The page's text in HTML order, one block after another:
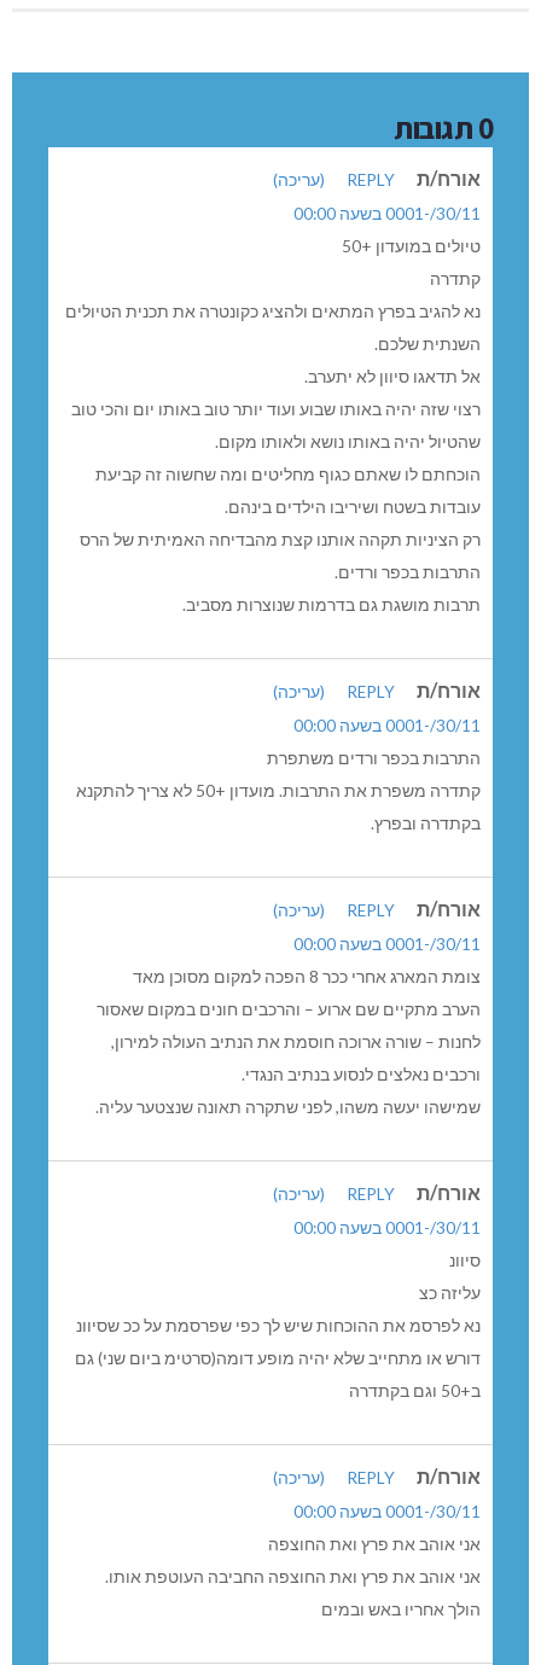
0 תגובות
אורח/ת REPLY
(עריכה)
30/11/-0001 בשעה 00:00
טיולים במועדון +50
קתדרה
נא להגיב בפרץ המתאים ולהציג כקונטרה את תכנית הטיולים
השנתית שלכם.
אל תדאגו סיוון לא יתערב.
רצוי שזה יהיה באותו שבוע ועוד יותר טוב באותו יום והכי טוב
שהטיול יהיה באותו נושא ולאותו מקום.
הוכחתם לו שאתם כגוף מחליטים ומה שחשוה זה קביעת
עובדות בשטח ושיריבו הילדים בינהם.
רק הציניות תקהה אותנו קצת מהבדיחה האמיתית של הרס
התרבות בכפר ורדים.
תרבות מושגת גם בדרמות שנוצרות מסביב.
אורח/ת REPLY
(עריכה)
30/11/-0001 בשעה 00:00
התרבות בכפר ורדים משתפרת
קתדרה משפרת את התרבות. מועדון +50 לא צריך להתקנא
בקתדרה ובפרץ.
אורח/ת REPLY
(עריכה)
30/11/-0001 בשעה 00:00
צומת המארג אחרי ככר 8 הפכה למקום מסוכן מאד
הערב מתקיים שם ארוע – והרכבים חונים במקום שאסור
לחנות – שורה ארוכה חוסמת את הנתיב העולה למירון,
ורכבים נאלצים לנסוע בנתיב הנגדי.
שמישהו יעשה משהו, לפני שתקרה תאונה שנצטער עליה.
אורח/ת REPLY
(עריכה)
30/11/-0001 בשעה 00:00
סיוונ
עליזה כצ
נא לפרסמ את ההוכחות שיש לך כפי שפרסמת על ככ שסיוונ
דורש או מתחייב שלא יהיה מופע דומה(סרטימ ביום שני) גם
ב+50 וגם בקתדרה
אורח/ת REPLY
(עריכה)
30/11/-0001 בשעה 00:00
אני אוהב את פרץ ואת החוצפה
אני אוהב את פרץ ואת החוצפה החביבה העוטפת אותו.
הולך אחריו באש ובמים